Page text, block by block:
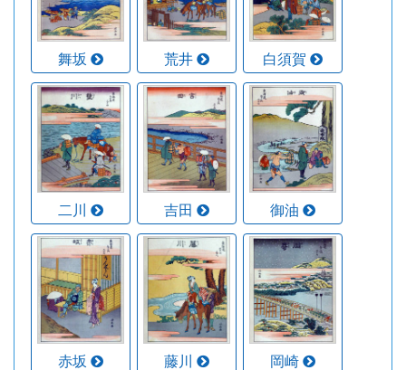
舞坂 荒井 白須賀
二川 吉田 御油
赤坂 藤川 岡崎